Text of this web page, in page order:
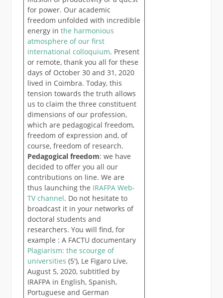
for power. Our academic
freedom unfolded with incredible
energy in the harmonious
atmosphere of our first
international colloquium. Present
or remote, thank you all for these
days of October 30 and 31, 2020
lived in Coimbra. Today, this
tension towards the truth allows
us to claim the three constituent
dimensions of our profession,
which are pedagogical freedom,
freedom of expression and, of
course, freedom of research.
Pedagogical freedom: we have
decided to offer you all our
contributions on line. We are
thus launching the IRAFPA Web-
TV channel. Do not hesitate to
broadcast it in your networks of
doctoral students and
researchers. You will find, for
example : A FACTU documentary
Plagiarism: the scourge of
universities (5′), Le Figaro Live,
August 5, 2020, subtitled by
IRAFPA in English, Spanish,
Portuguese and German